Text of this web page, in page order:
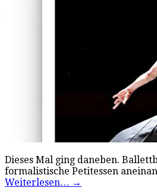
Dieses Mal ging daneben.
formalistische Petitessen
Weiterlesen… →